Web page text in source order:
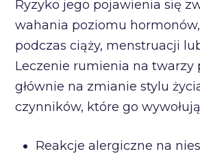
Ryzyko jego pojawienia się
wahania poziomu
podczas ciąży, menstruacji
Leczenie rumienia na twarzy
głównie na zmianie stylu
czynników, które go
Reakcje alergiczne na